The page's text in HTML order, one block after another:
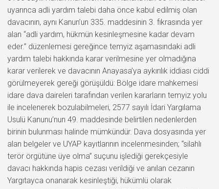
uyarınca adli yardım talebi daha önce kabul edilmiş olan
davacının, aynı Kanun’un 335. maddesinin 3. fıkrasında yer
alan “adli yardım, hükmün kesinleşmesine kadar devam
eder.” düzenlemesi gereğince temyiz aşamasındaki adli
yardım talebi hakkında karar verilmesine yer olmadığına
karar verilerek ve davacının Anayasa’ya aykırılık iddiası ciddi
görülmeyerek gereği görüşüldü: Bölge idare mahkemesi
idare dava daireleri tarafından verilen kararların temyiz yolu
ile incelenerek bozulabilmeleri, 2577 sayılı İdari Yargılama
Usulü Kanunu’nun 49. maddesinde belirtilen nedenlerden
birinin bulunması halinde mümkündür. Dava dosyasında yer
alan belgeler ve UYAP kayıtlarının incelenmesinden; “silahlı
terör örgütüne üye olma” suçunu işlediği gerekçesiyle
davacı hakkında hapis cezası verildiği ve anılan cezanın
Yargıtayca onanarak kesinleştiği, hükümlü olarak